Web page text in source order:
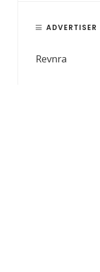
ADVERTISER
Revnra